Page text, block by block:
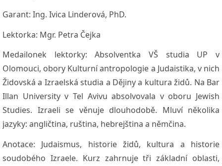
Garant: Ing. Ivica Linderová, PhD.
Lektorka: Mgr. Petra Čejka
Medailonek lektorky: Absolventka VŠ studia UP v
Olomouci, obory Kulturní antropologie a Judaistika, v nich
Židovská a Izraelská studia a Dějiny a kultura židů. Na Bar
Illan University v Tel Avivu absolvovala v oboru Jewish
Studies. Izraeli se věnuje dlouhodobě. Mluví několika
jazyky: angličtina, ruština, hebrejština a němčina.
Anotace: Judaismus, historie židů, kultura a historie
soudobého Izraele. Kurz zahrnuje tři základní oblasti,